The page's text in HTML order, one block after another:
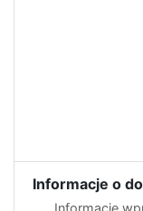
Informacje o
Informację